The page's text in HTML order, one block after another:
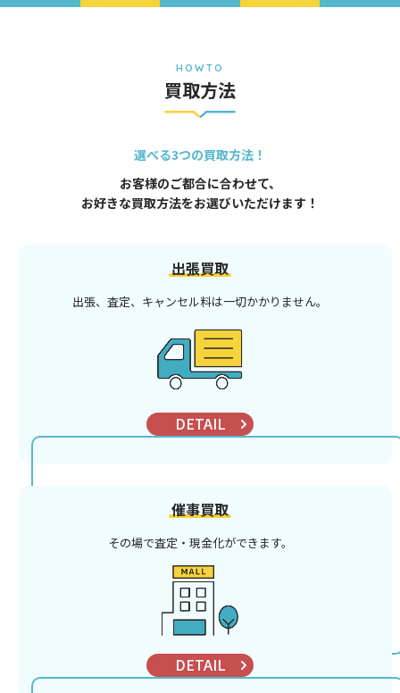
HOWTO
買取方法
選べる3つの買取方法！
お客様のご都合に合わせて、
お好きな買取方法をお選びいただけます！
出張買取
出張、査定、キャンセル料は一切かかりません。
DETAIL
催事買取
その場で査定・現金化ができます。
DETAIL